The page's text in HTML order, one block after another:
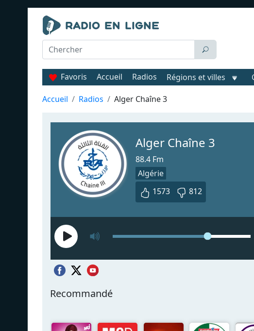
Favoris Accueil Radios Régions et villes
Accueil Radios Alger Chaîne 3
Alger Chaîne 3
88.4 Fm
Algérie
1573
812
Recommandé